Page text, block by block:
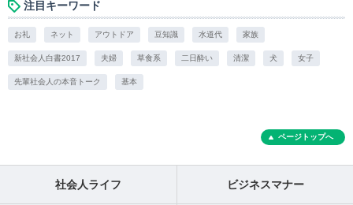
注目キーワード
お礼 ネット アウトドア 豆知識 水道代 家族
新社会人白書2017 夫婦 草食系 二日酔い 清潔 犬 女子
先輩社会人の本音トーク 基本
ページトップへ
社会人ライフ ビジネスマナー